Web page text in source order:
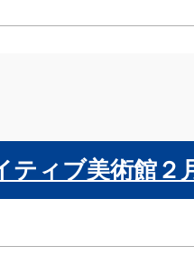
ティブ美術館２